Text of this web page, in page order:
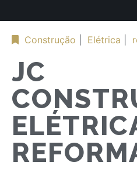
Construção Elétrica
JC